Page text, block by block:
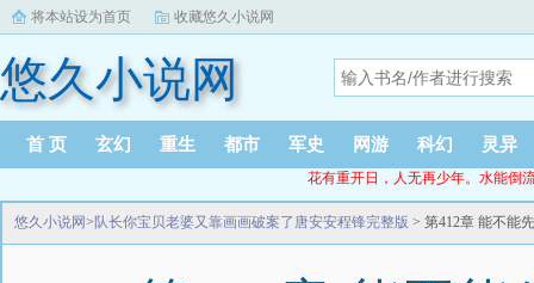
将本站设为首页 收藏悠久小说网
悠久小说网
首 页 玄幻 重生 都市 军史 网游 科幻 灵异
花有重开日，人无再少年。水能倒
悠久小说网> 队长你宝贝老婆又靠画画破案了唐安安程锋完整版 > 第412章 能不能